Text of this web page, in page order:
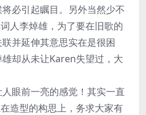
必引起瞩目。另外当然少不
人李焯雄，为了要在旧歌的
并延伸其意思实在是很困
却从未让Karen失望过，大
眼前一亮的感觉！其实一直
造型的构思上，务求大家有